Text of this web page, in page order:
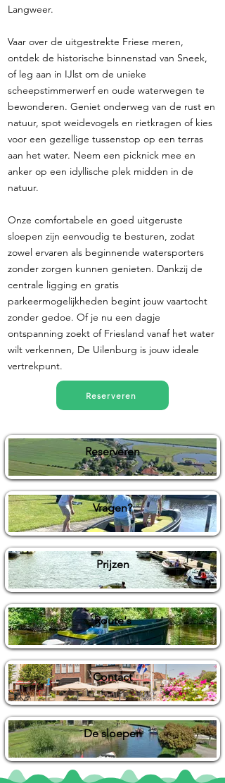
Langweer.
Vaar over de uitgestrekte Friese meren,
ontdek de historische binnenstad van Sneek,
of leg aan in IJlst om de unieke
scheepstimmerwerf en oude waterwegen te
bewonderen. Geniet onderweg van de rust en
natuur, spot weidevogels en rietkragen of kies
voor een gezellige tussenstop op een terras
aan het water. Neem een picknick mee en
anker op een idyllische plek midden in de
natuur.
Onze comfortabele en goed uitgeruste
sloepen zijn eenvoudig te besturen, zodat
zowel ervaren als beginnende watersporters
zonder zorgen kunnen genieten. Dankzij de
centrale ligging en gratis
parkeermogelijkheden begint jouw vaartocht
zonder gedoe. Of je nu een dagje
ontspanning zoekt of Friesland vanaf het water
wilt verkennen, De Uilenburg is jouw ideale
vertrekpunt.
Reserveren
Reserveren
Vragen?
Prijzen
Route's
Contact
De sloepen